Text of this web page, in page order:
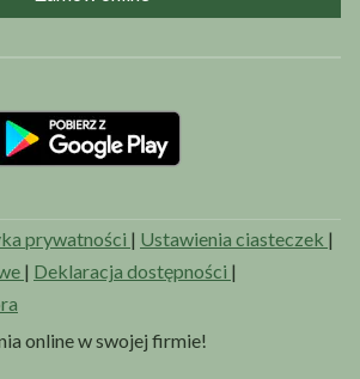
prywatności | Ustawienia ciasteczek |
| Deklaracja dostępności |
online w swojej firmie!